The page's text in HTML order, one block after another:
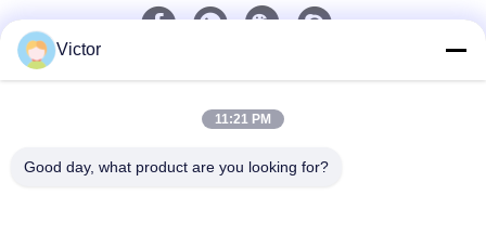
Victor
11:21 PM
Good day, what product are you looking for?